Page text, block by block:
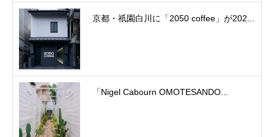
京都・祇園白川に「2050 coffee」が202...
「Nigel Cabourn OMOTESANDO...